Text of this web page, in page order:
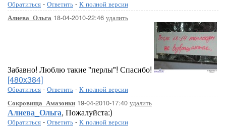
Обратиться - Ответить - К полной версии
Алиева_Ольга 18-04-2010-22:46 удалить
Забавно! Люблю такие "перлы"! Спасибо!
[480x384]
Обратиться - Ответить - К полной версии
Сокровища_Амазонки 19-04-2010-17:40 удалить
Алиева_Ольга, Пожалуйста:)
Обратиться - Ответить - К полной версии